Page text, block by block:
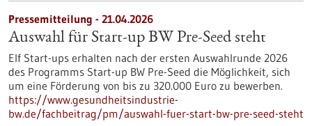
Pressemitteilung - 21.04.2026
Auswahl für Start-up BW Pre-Seed steht
Elf Start-ups erhalten nach der ersten Auswahlrunde 2026
des Programms Start-up BW Pre-Seed die Möglichkeit, sich
um eine Förderung von bis zu 320.000 Euro zu bewerben.
https://www.gesundheitsindustrie-
bw.de/fachbeitrag/pm/auswahl-fuer-start-bw-pre-seed-steht